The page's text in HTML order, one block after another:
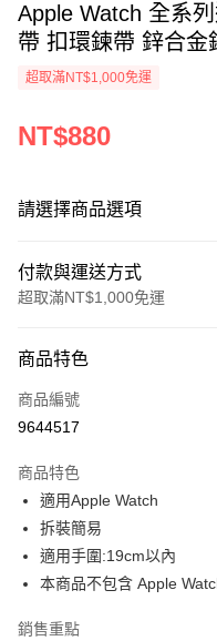
Apple Watch 全系
帶 扣環鍊帶 鋅合金
超取滿NT$1,000免運
NT$880
請選擇商品選項
付款與運送方式
超取滿NT$1,000免運
信用卡一次付款
超商取貨付款
Apple Pay
街口支付
悠遊付
Google Pay
商品特色
商品編號
9644517
商品特色
適用Apple Watch
拆裝簡易
適用手圍:19cm以內
本商品不包含 Apple
銷售重點